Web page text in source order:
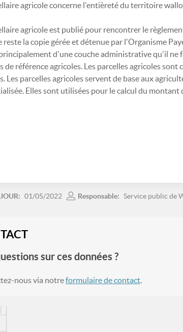
agricole concerne l'entièreté du territoire
agricole est publié pour rencontrer le
reste la copie gérée et détenue par l'Organisme
d'une couche administrative qu'il ne
de référence agricoles. Les parcelles agricoles
Les parcelles agricoles servent de base aux
Elles sont utilisées pour le calcul du montant
01/05/2022 Responsable: Service public de
sur ces données ?
nous via notreformulaire de contact.